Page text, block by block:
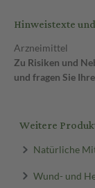
Hinweistexte
Arzneimittel
Zu Risiken und
und fragen Sie
Weitere
Natürliche
Wund- und